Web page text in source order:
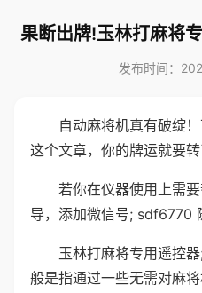
果断出牌!玉林打麻将
发布时间：
自动麻将机真有破绽
这个文章，你的牌运就要转
若你在仪器使用上需
导，添加微信号; sdf6770
玉林打麻将专用遥控
般是指通过一些无需对麻